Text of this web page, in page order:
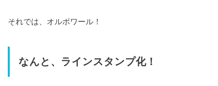
それでは、オルボワール！
なんと、ラインスタンプ化！